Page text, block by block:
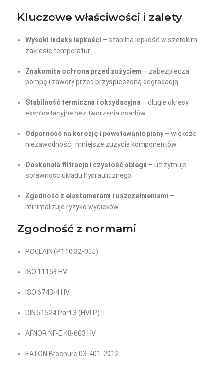
Kluczowe właściwości i zalety
Wysoki indeks lepkości – stabilna lepkość w szerokim
zakresie temperatur.
Znakomita ochrona przed zużyciem – zabezpiecza
pompę i zawory przed przyspieszoną degradacją.
Stabilność termiczna i oksydacyjna – długie okresy
eksploatacyjne bez tworzenia osadów.
Odporność na korozję i powstawanie piany – większa
niezawodność i mniejsze zużycie komponentów.
Doskonała filtracja i czystość obiegu – utrzymuje
sprawność układu hydraulicznego.
Zgodność z elastomerami i uszczelnieniami –
minimalizuje ryzyko wycieków.
Zgodność z normami
POCLAIN (P110 32-03J)
ISO 11158 HV
ISO 6743-4 HV
DIN 51524 Part 3 (HVLP)
AFNOR NF-E 48-603 HV
EATON Brochure 03-401-2012